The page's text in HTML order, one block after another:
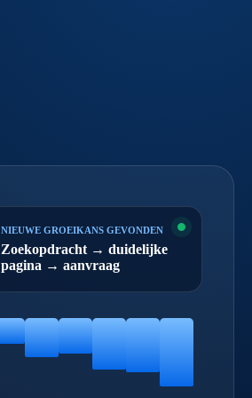
NIEUWE GROEIKANS GEVONDEN
Zoekopdracht → duidelijke
pagina → aanvraag